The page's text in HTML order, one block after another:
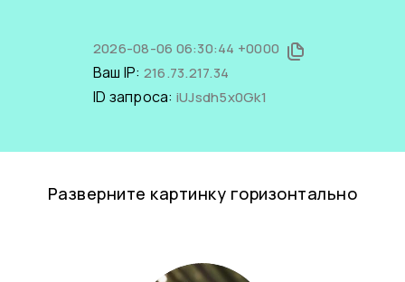
2026-08-06 06:30:44 +0000
Ваш IP: 216.73.217.34
ID запроса: iUJsdh5x0Gk1
Разверните картинку горизонтально